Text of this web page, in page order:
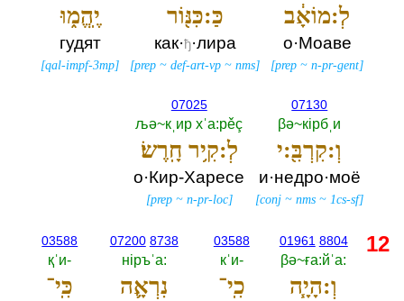
לְ:מוֹאָ֔ב
о·Моаве
[prep ~n-pr-gent]
כַּ:כִּנּ֖וֹר
как·ђ·лира
[prep ~def-art-vp ~nms]
יֶֽהֱמ֑וּ
гудят
[qal-impf-3mp]
07130
βә~кiрбˌи
וְ:קִרְבִּ֖:י
и·недро·моё
[conj ~nms ~1cs-sf]
07025
љә~кˌир хˈа:рěç
לְ:קִ֥יר חָֽרֶשׂ׃
о·Кир-Харесе
[prep~ n-pr-loc]
01961 8804
βә~ға:йˈа:‎
וְ:הָיָ֧ה
03588
кˈи-‎
כִֽי־
07200 8738
нiръˈа:‎
נִרְאָ֛ה
03588
қˈи-‎
כִּֽי־
12